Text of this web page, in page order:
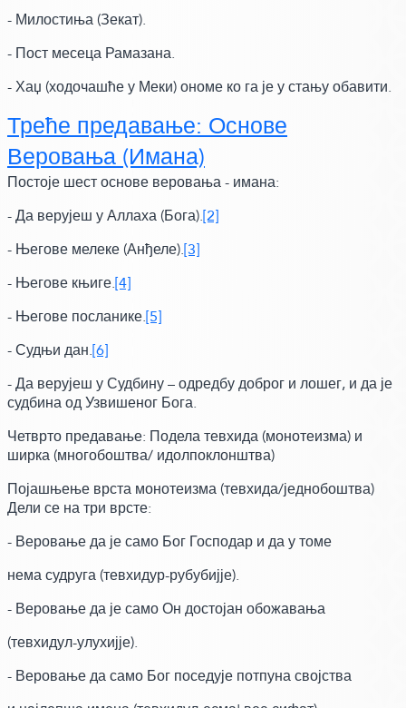
- Милостиња(Зекат).
- Пост месеца Рамазана.
- Хаџ (ходочашће у Меки)ономе ко га је у стању обавити.
Треће предавање: Основе
Веровања(Имана)
Постоје шест основе веровања -имана:
- Да верујеш у Аллаха(Бога).[2]
- Његове мелеке(Анђеле).[3]
- Његове књиге.[4]
- Његове посланике.[5]
- Судњи дан.[6]
- Да верујеш у Судбину – одредбу доброг и лошег, и да је
судбина од Узвишеног Бога.
Четврто предавање: Подела тевхида(монотеизма)и
ширка(многобоштва/ идолпоклонштва)
Појашњење врста монотеизма(тевхида/једнобоштва)
Дели се на три врсте:
- Веровање да је само Бог Господар и да у томе
нема судруга(тевхидур-рубубијје).
- Веровање да је само Он достојан обожавања
(тевхидул-улухијје).
- Веровање да само Бог поседује потпуна својства